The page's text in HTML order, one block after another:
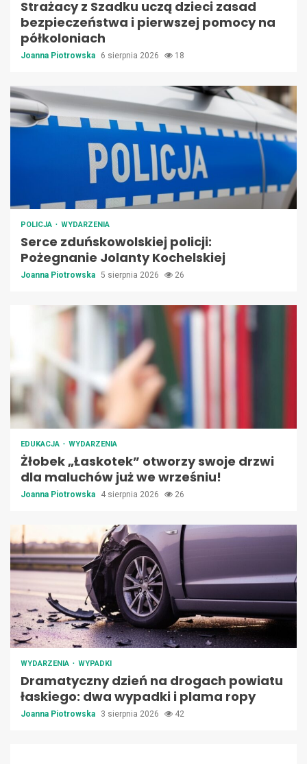
Strażacy z Szadku uczą dzieci zasad
bezpieczeństwa i pierwszej pomocy na
półkoloniach
Joanna Piotrowska 6 sierpnia 2026 18
POLICJA WYDARZENIA
Serce zduńskowolskiej policji:
Pożegnanie Jolanty Kochelskiej
Joanna Piotrowska 5 sierpnia 2026 26
EDUKACJA WYDARZENIA
Żłobek „Łaskotek” otworzy swoje drzwi
dla maluchów już we wrześniu!
Joanna Piotrowska 4 sierpnia 2026 26
WYDARZENIA WYPADKI
Dramatyczny dzień na drogach powiatu
łaskiego: dwa wypadki i plama ropy
Joanna Piotrowska 3 sierpnia 2026 42